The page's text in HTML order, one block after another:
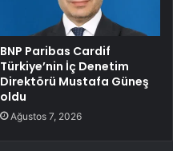
BNP Paribas Cardif
Türkiye’nin İç Denetim
Direktörü Mustafa Güneş
oldu
Ağustos 7, 2026